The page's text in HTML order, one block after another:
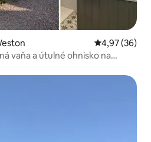
Priemerné
4,97 (36)
vaňa a útulné ohnisko na